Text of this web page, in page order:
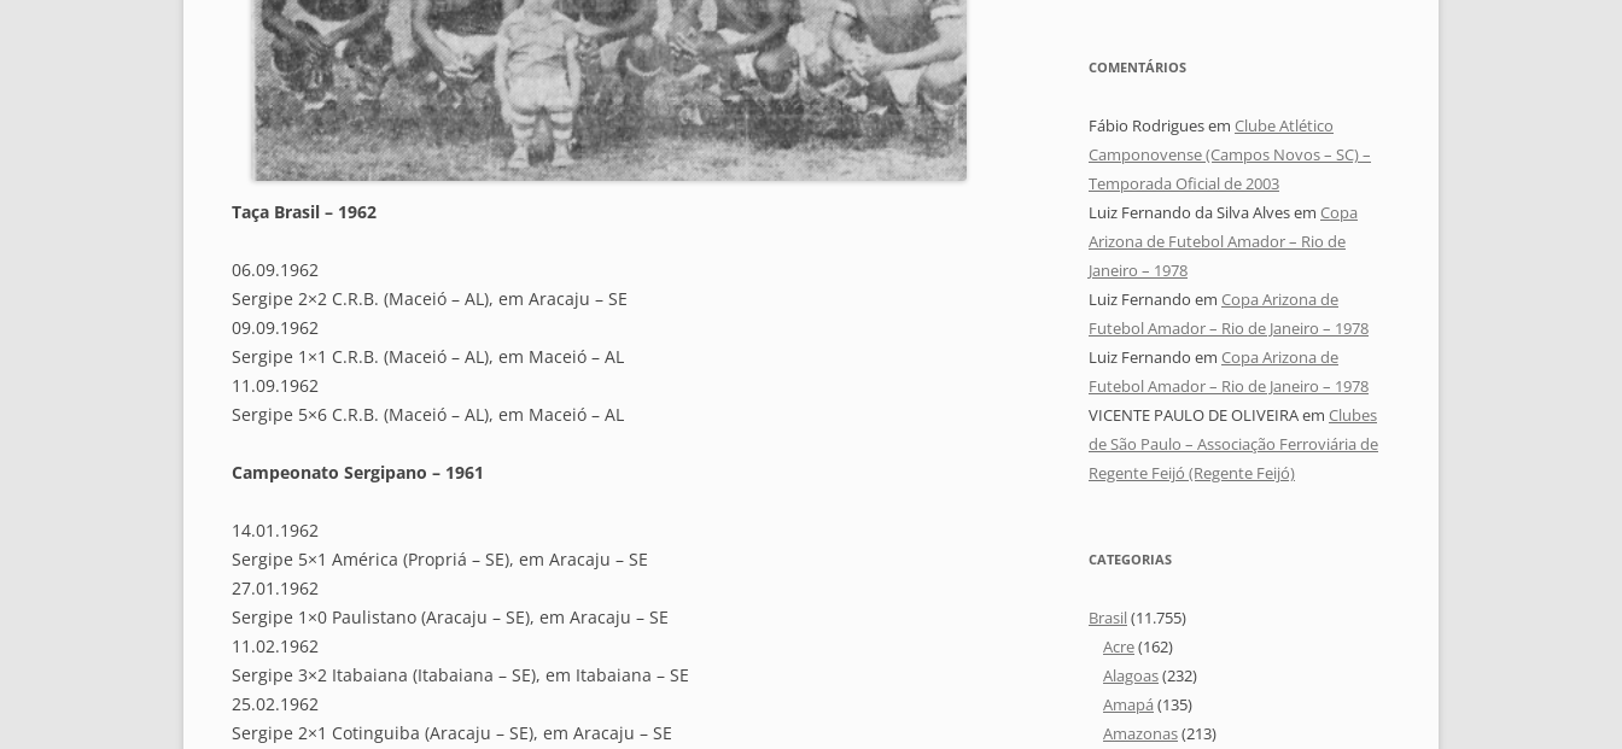
Taça Brasil – 1962
06.09.1962
Sergipe 2×2 C.R.B. (Maceió – AL), em Aracaju – SE
09.09.1962
Sergipe 1×1 C.R.B. (Maceió – AL), em Maceió – AL
11.09.1962
Sergipe 5×6 C.R.B. (Maceió – AL), em Maceió – AL
Campeonato Sergipano – 1961
14.01.1962
Sergipe 5×1 América (Propriá – SE), em Aracaju – SE
27.01.1962
Sergipe 1×0 Paulistano (Aracaju – SE), em Aracaju – SE
11.02.1962
Sergipe 3×2 Itabaiana (Itabaiana – SE), em Itabaiana – SE
25.02.1962
Sergipe 2×1 Cotinguiba (Aracaju – SE), em Aracaju – SE
COMENTÁRIOS
Fábio Rodriguesem Clube Atlético
Camponovense (Campos Novos – SC) –
Temporada Oficial de 2003
Luiz Fernando da Silva Alvesem Copa
Arizona de Futebol Amador – Rio de
Janeiro – 1978
Luiz Fernando em Copa Arizona de
Futebol Amador – Rio de Janeiro – 1978
Luiz Fernando em Copa Arizona de
Futebol Amador – Rio de Janeiro – 1978
VICENTE PAULO DE OLIVEIRAem Clubes
de São Paulo – Associação Ferroviária de
Regente Feijó (Regente Feijó)
CATEGORIAS
Brasil(11.755)
Acre(162)
Alagoas(232)
Amapá (135)
Amazonas(213)